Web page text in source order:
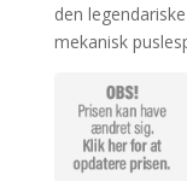
den
mekanisk